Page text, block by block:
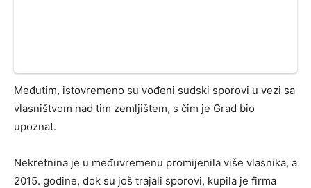
Međutim, istovremeno su vođeni sudski sporovi u vezi sa
vlasništvom nad tim zemljištem, s čim je Grad bio
upoznat.
Nekretnina je u međuvremenu promijenila više vlasnika, a
2015. godine, dok su još trajali sporovi, kupila je firma